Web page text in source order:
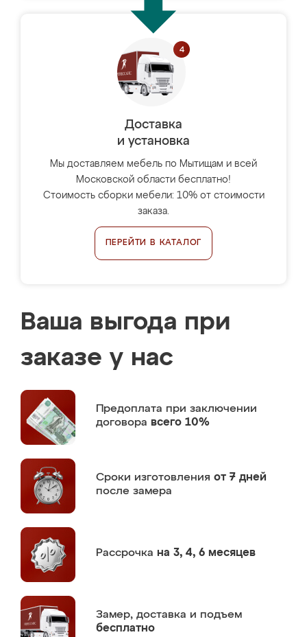
Доставка
и установка
Мы доставляем мебель по Мытищам и всей
Московской области бесплатно!
Стоимость сборки мебели: 10% от стоимости
заказа.
ПЕРЕЙТИ В КАТАЛОГ
Ваша выгода при
заказе у нас
Предоплата при заключении
договора всего 10%
Сроки изготовления от 7 дней
после замера
Рассрочка на 3, 4, 6 месяцев
Замер, доставка и подъем
бесплатно